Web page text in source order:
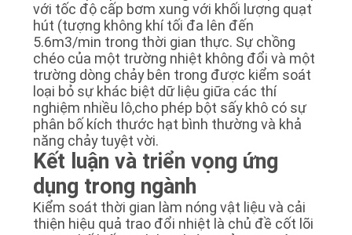
với tốc độ cấp bơm xung với khối lượng quạt
hút (tượng không khí tối đa lên đến
5.6m3/min trong thời gian thực. Sự chồng
chéo của một trường nhiệt không đổi và một
trường dòng chảy bên trong được kiểm soát
loại bỏ sự khác biệt dữ liệu giữa các thí
nghiệm nhiều lô,cho phép bột sấy khô có sự
phân bố kích thước hạt bình thường và khả
năng chảy tuyệt vời.
Kết luận và triển vọng ứng
dụng trong ngành
Kiểm soát thời gian làm nóng vật liệu và cải
thiện hiệu quả trao đổi nhiệt là chủ đề cốt lõi